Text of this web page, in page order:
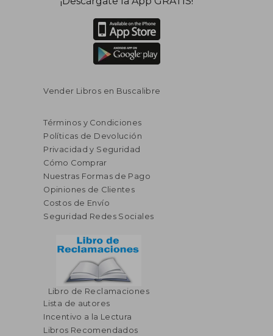
$ 21.20
45%
dcto.
$ 52.81
$ 29.04
Vender Libros en Buscalibre
Términos y Condiciones
Políticas de Devolución
Privacidad y Seguridad
Cómo Comprar
Nuestras Formas de Pago
Opiniones de Clientes
Costos de Envío
Seguridad Redes Sociales
Libro de Reclamaciones
Lista de autores
Incentivo a la Lectura
Libros Recomendados